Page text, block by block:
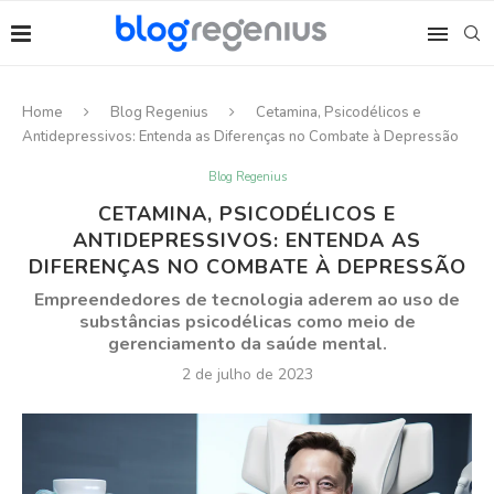
Home Blog Regenius
Cetamina, Psicodélicos e
Antidepressivos: Entenda as Diferenças no Combate à Depressão
Blog Regenius
CETAMINA, PSICODÉLICOS E
ANTIDEPRESSIVOS: ENTENDA AS
DIFERENÇAS NO COMBATE À DEPRESSÃO
Empreendedores de tecnologia aderem ao uso de
substâncias psicodélicas como meio de
gerenciamento da saúde mental.
2 de julho de 2023